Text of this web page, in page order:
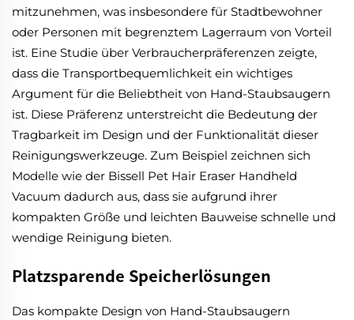
mitzunehmen, was insbesondere für Stadtbewohner
oder Personen mit begrenztem Lagerraum von Vorteil
ist. Eine Studie über Verbraucherpräferenzen zeigte,
dass die Transportbequemlichkeit ein wichtiges
Argument für die Beliebtheit von Hand-Staubsaugern
ist. Diese Präferenz unterstreicht die Bedeutung der
Tragbarkeit im Design und der Funktionalität dieser
Reinigungswerkzeuge. Zum Beispiel zeichnen sich
Modelle wie der Bissell Pet Hair Eraser Handheld
Vacuum dadurch aus, dass sie aufgrund ihrer
kompakten Größe und leichten Bauweise schnelle und
wendige Reinigung bieten.
Platzsparende Speicherlösungen
Das kompakte Design von Hand-Staubsaugern